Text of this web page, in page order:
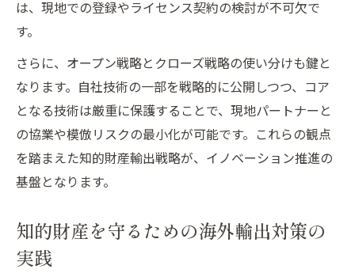
海外市場で差別化を図る知的財産活用術
知的財産輸出とイノベーションの競争優位
性
知的財産戦略による輸出強化の実践ポイン
ト
イノベーション推進へ知的財産輸出計画の
は、現地での登録やライセンス契約の検討が不可欠で
す。
さらに、オープン戦略とクローズ戦略の使い分けも鍵と
なります。自社技術の一部を戦略的に公開しつつ、コア
となる技術は厳重に保護することで、現地パートナーと
の協業や模倣リスクの最小化が可能です。これらの観点
を踏まえた知的財産輸出戦略が、イノベーション推進の
基盤となります。
知的財産を守るための海外輸出対策の
実践